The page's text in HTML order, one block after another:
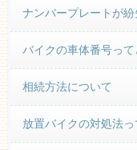
ナンバープレートが
バイクの車体番号って
相続方法について
放置バイクの対処法っ